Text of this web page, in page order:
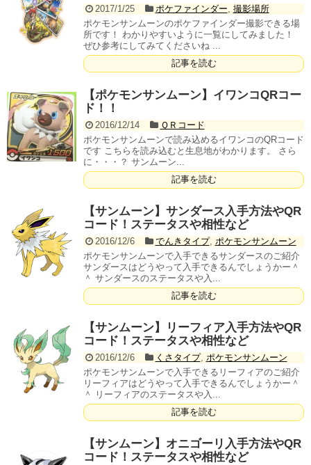
2017/1/25 ポケファインダー, 撮影場所
ポケモンサンムーンのポケファインダー撮影できる場
所です！ わかりやすいように一覧にしてみました！
ぜひ参考にしてみてくださいね ...
記事を読む
【ポケモンサンムーン】イワンコQRコー
ド！！
2016/12/14
ＱＲコード
ポケモンサンムーンで読み込めるイワンコのQRコード
です こちらを読み込むと生息地がわかります。 さら
に・・・？ サンムーン...
記事を読む
【サンムーン】サンダース入手方法やQR
コード！ステータスや相性など
2016/12/6 でんきタイプ, ポケモンサンムーン
ポケモンサンムーンで入手できるサンダースのご紹介
サンダースはどうやって入手できるんでしょうかー＾
＾ サンダースのステータスや入...
記事を読む
【サンムーン】リーフィア入手方法やQR
コード！ステータスや相性など
2016/12/6 くさタイプ, ポケモンサンムーン
ポケモンサンムーンで入手できるリーフィアのご紹介
リーフィアはどうやって入手できるんでしょうかー＾
＾ リーフィアのステータスや入...
記事を読む
【サンムーン】オニゴーリ入手方法やQR
コード！ステータスや相性など